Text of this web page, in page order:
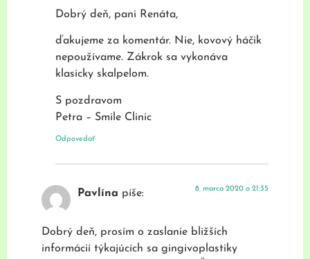
Dobrý deň, pani Renáta,
ďakujeme za komentár. Nie, kovový háčik
nepoužívame. Zákrok sa vykonáva
klasicky skalpelom.
S pozdravom
Petra – Smile Clinic
Odpovedať
Pavlína píše: 8. marca 2020 o 21:35
Dobrý deň, prosím o zaslanie bližších
informácií týkajúcich sa gingivoplastiky